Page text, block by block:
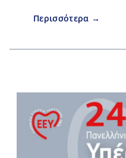
Περισσότερα →